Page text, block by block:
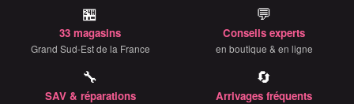
🏪
33 magasins
Grand Sud-Est de la France
💬
Conseils experts
en boutique & en ligne
🔧
SAV & réparations
🔄
Arrivages fréquents